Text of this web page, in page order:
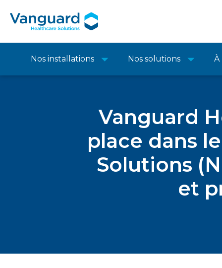
Nos installations Nos solutions À
Vanguard
place dans
Solutions
et